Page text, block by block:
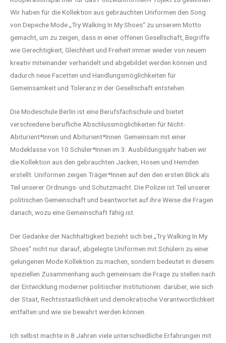
Wir haben für die Kollektion aus gebrauchten Uniformen den Song
von Depeche Mode „Try Walking In My Shoes“ zu unserem Motto
gemacht, um zu zeigen, dass in einer offenen Gesellschaft, Begriffe
wie Gerechtigkeit, Gleichheit und Freiheit immer wieder von neuem
kreativ miteinander verhandelt und abgebildet werden können und
dadurch neue Facetten und Handlungsmöglichkeiten für
Gemeinsamkeit und Toleranz in der Gesellschaft entstehen.
Die Modeschule Berlin ist eine Berufsfachschule und bietet
verschiedene berufliche Abschlussmöglichkeiten für Nicht-
Abiturient*Innen und Abiturient*Innen. Gemeinsam mit einer
Modeklasse von 10 Schüler*Innen im 3. Ausbildungsjahr haben wir
die Kollektion aus den gebrauchten Jacken, Hosen und Hemden
erstellt. Uniformen zeigen Träger*Innen auf den den ersten Blick als
Teil unserer Ordnungs- und Schutzmacht. Die Polizei ist Teil unserer
politischen Gemeinschaft und beantwortet auf ihre Weise die Fragen
danach, wozu eine Gemeinschaft fähig ist.
Der Gedanke der Nachhaltigkeit bezieht sich bei „Try Walking In My
Shoes“ nicht nur darauf, abgelegte Uniformen mit Schülern zu einer
gelungenen Mode Kollektion zu machen, sondern bedeutet in diesem
speziellen Zusammenhang auch gemeinsam die Frage zu stellen nach
der Entwicklung moderner politischer Institutionen: darüber, wie sich
der Staat, Rechtsstaatlichkeit und demokratische Verantwortlichkeit
entfalten und wie sie bewahrt werden können.
Ich selbst machte in 8 Jahren viele unterschiedliche Erfahrungen mit